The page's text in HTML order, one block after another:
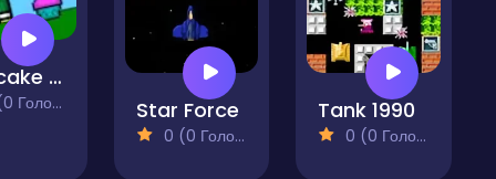
Cupcake Caper
Star Force
0 (0 Голосів)
Tank 1990
0 (0 Голосів)